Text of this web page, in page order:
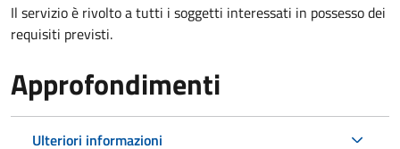
Il servizio è rivolto a tutti i soggetti interessati in possesso dei
requisiti previsti.
Approfondimenti
Ulteriori informazioni